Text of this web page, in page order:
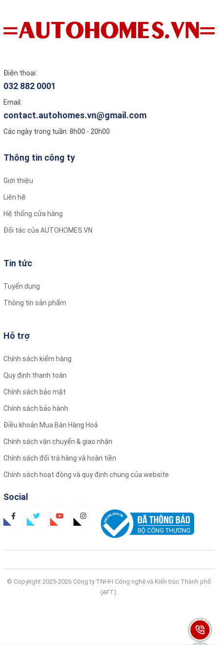
Điện thoại:
032 882 0001
Email:
contact.autohomes.vn@gmail.com
Các ngày trong tuần: 8h00 - 20h00
Thông tin công ty
Giới thiệu
Liên hệ
Hệ thống cửa hàng
Đối tác của AUTOHOMES.VN
Tin tức
Tuyển dụng
Thông tin sản phẩm
Hỗ trợ
Chính sách kiểm hàng
Quy định thanh toán
Chính sách bảo mật
Chính sách bảo hành
Điều khoản Mua Bán Hàng Hoá
Chính sách vận chuyển & giao nhận
Chính sách đổi trả hàng và hoàn tiền
Chính sách hoạt động và quy định chung của website
Social
© Copyright 2025-2026 Công ty TNHH Công nghệ và Kiến trúc Thành phố
(AFT).